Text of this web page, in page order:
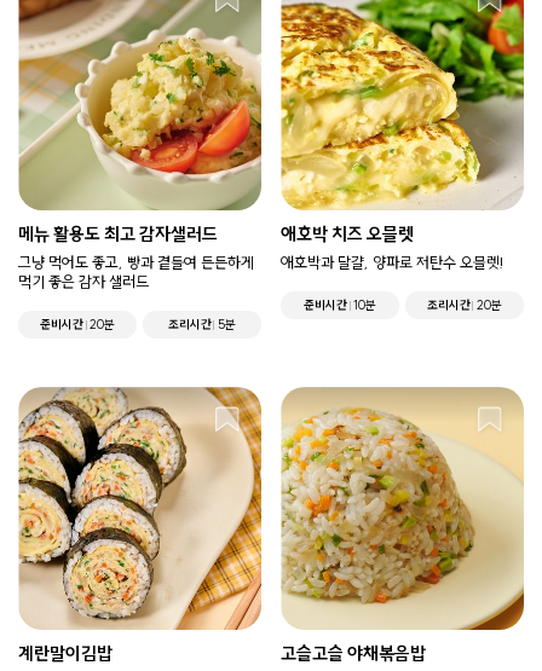
메뉴 활용도 최고 감자샐러드
그냥 먹어도 좋고, 빵과 곁들여 든든하게
먹기 좋은 감자 샐러드
준비시간 20분 조리시간 5분
애호박 치즈 오믈렛
애호박과 달걀, 양파로 저탄수 오믈렛!
준비시간 10분 조리시간 20분
계란말이김밥 고슬고슬 야채볶음밥